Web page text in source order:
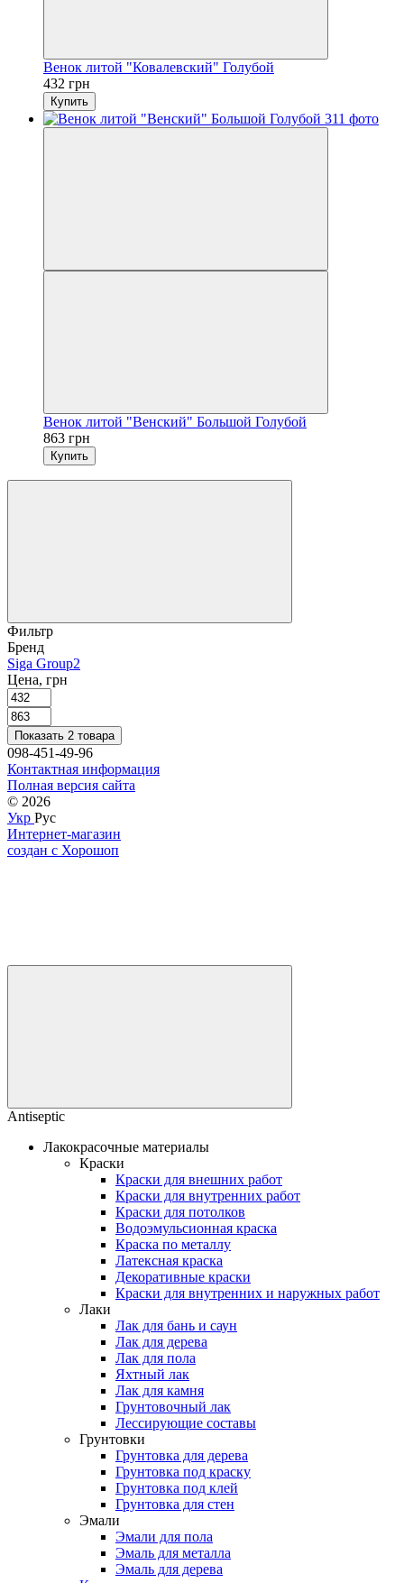
Венок литой "Ковалевский" Голубой
432 грн
Купить
Венок литой "Венский" Большой Голубой
863 грн
Купить
Фильтр
Бренд
Siga Group2
Цена, грн
Показать 2 товара
098-451-49-96
Контактная информация
Полная версия сайта
© 2026
Укр Рус
Интернет-магазин
создан с Хорошоп
Antiseptic
Лакокрасочные материалы
Краски
Краски для внешних работ
Краски для внутренних работ
Краски для потолков
Водоэмульсионная краска
Краска по металлу
Латексная краска
Декоративные краски
Краски для внутренних и наружных работ
Лаки
Лак для бань и саун
Лак для дерева
Лак для пола
Яхтный лак
Лак для камня
Грунтовочный лак
Лессирующие составы
Грунтовки
Грунтовка для дерева
Грунтовка под краску
Грунтовка под клей
Грунтовка для стен
Эмали
Эмали для пола
Эмаль для металла
Эмаль для дерева